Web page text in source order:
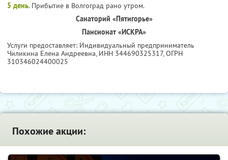
5 день. Прибытие в Волгоград рано утром.
Санаторий «Пятигорье»
Пансионат «ИСКРА»
Услуги предоставляет: Индивидуальный предприниматель
Чиликина Елена Андреевна, ИНН 344690325317, ОГРН
310346024400025
Похожие акции: